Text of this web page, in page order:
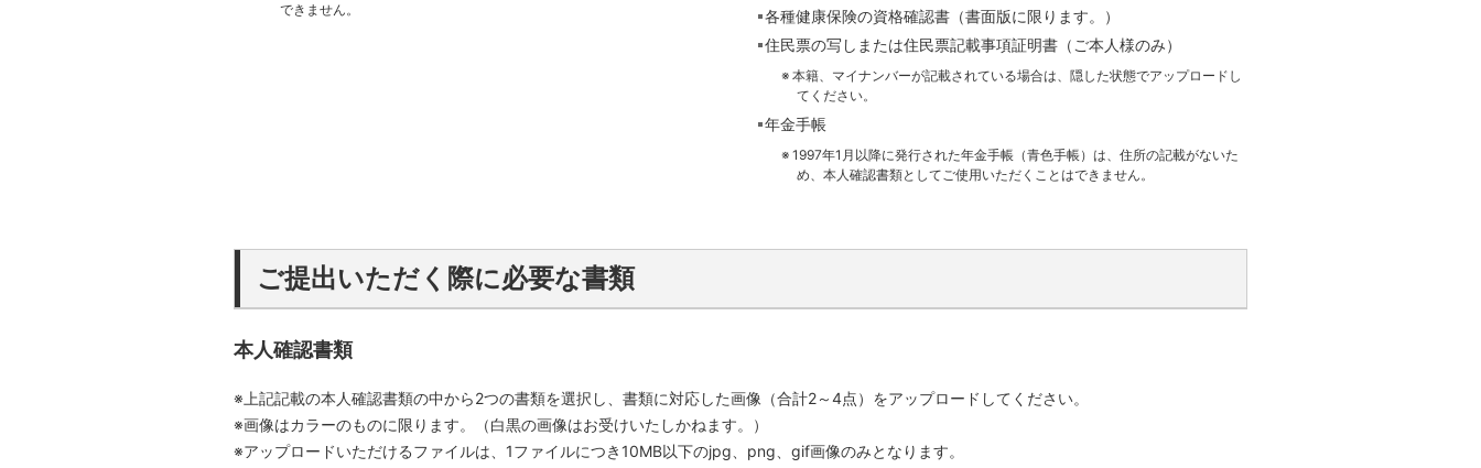
できません。
各種健康保険の資格確認書（書面版に限ります。）
住民票の写しまたは住民票記載事項証明書（ご本人様のみ）
本籍、マイナンバーが記載されている場合は、隠した状態でアップロードし
てください。
年金手帳
1997年1月以降に発行された年金手帳（青色手帳）は、住所の記載がないた
め、本人確認書類としてご使用いただくことはできません。
ご提出いただく際に必要な書類
本人確認書類
上記記載の本人確認書類の中から2つの書類を選択し、書類に対応した画像（合計2～4点）をアップロードしてください。
画像はカラーのものに限ります。（白黒の画像はお受けいたしかねます。）
アップロードいただけるファイルは、1ファイルにつき10MB以下のjpg、png、gif画像のみとなります。